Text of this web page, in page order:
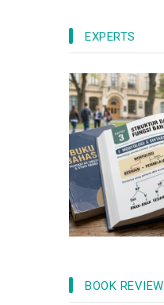
EXPERTS
BOOK REVIEW